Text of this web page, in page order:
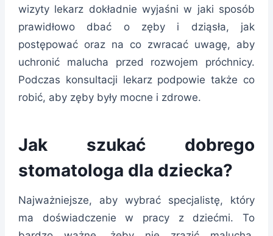
wizyty lekarz dokładnie wyjaśni w jaki sposób
prawidłowo dbać o zęby i dziąsła, jak
postępować oraz na co zwracać uwagę, aby
uchronić malucha przed rozwojem próchnicy.
Podczas konsultacji lekarz podpowie także co
robić, aby zęby były mocne i zdrowe.
Jak szukać dobrego
stomatologa dla dziecka?
Najważniejsze, aby wybrać specjalistę, który
ma doświadczenie w pracy z dziećmi. To